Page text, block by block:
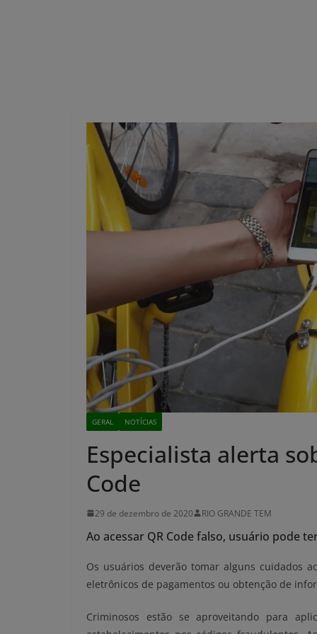
GERAL NOTÍCIAS
Especialista alerta
Code
29 de dezembro de 2020 RIO GRANDE TEM
Ao acessar QR Code falso, usuário pode
Os usuários deverão tomar alguns cuidados
eletrônicos de pagamentos ou obtenção de
Criminosos estão se aproveitando para